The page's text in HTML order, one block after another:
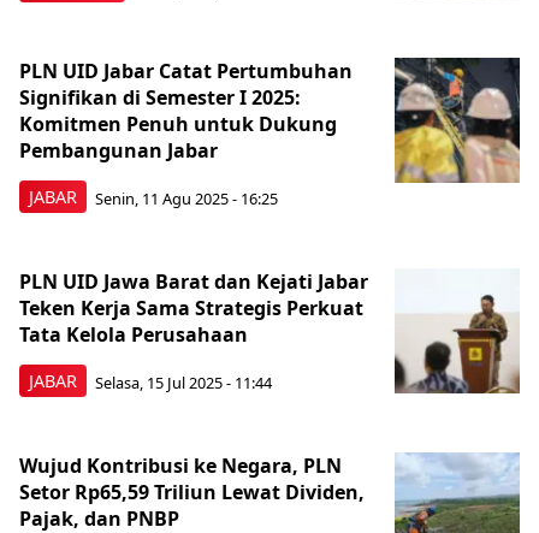
JABAR
PLN UID Jabar Catat Pertumbuhan
Signifikan di Semester I 2025:
Komitmen Penuh untuk Dukung
Pembangunan Jabar
Senin, 11 Agu 2025 - 16:25
JABAR
PLN UID Jawa Barat dan Kejati Jabar
Teken Kerja Sama Strategis Perkuat
Tata Kelola Perusahaan
Selasa, 15 Jul 2025 - 11:44
Wujud Kontribusi ke Negara, PLN
Setor Rp65,59 Triliun Lewat Dividen,
Pajak, dan PNBP